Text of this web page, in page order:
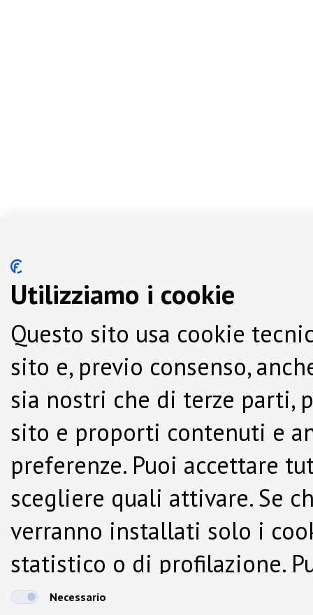
Utilizziamo i cookie
Questo sito usa cookie
sito e, previo consenso,
sia nostri che di terze parti,
sito e proporti contenuti e
preferenze. Puoi accettare
scegliere quali attivare. Se
verranno installati solo i
statistico o di profilazione.
dalla Cookie Policy.
Necessario